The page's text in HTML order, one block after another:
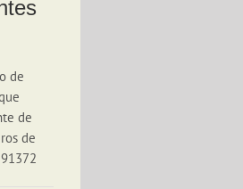
de
de
de